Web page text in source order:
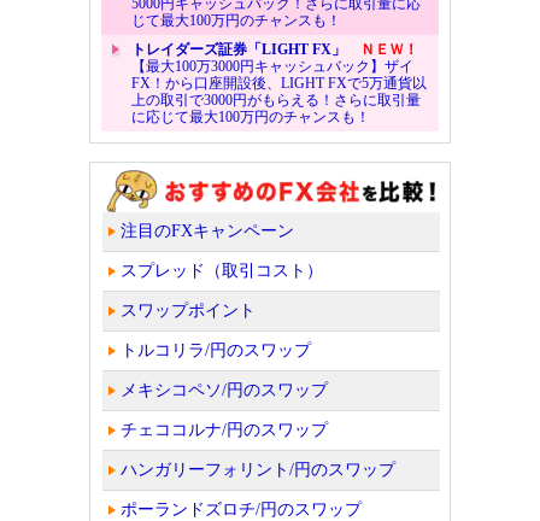
5000円キャッシュバック！さらに取引量に応
じて最大100万円のチャンスも！
トレイダーズ証券「LIGHT FX」
ＮＥＷ！
【最大100万3000円キャッシュバック】ザイ
FX！から口座開設後、LIGHT FXで5万通貨以
上の取引で3000円がもらえる！さらに取引量
に応じて最大100万円のチャンスも！
注目のFXキャンペーン
スプレッド（取引コスト）
スワップポイント
トルコリラ/円のスワップ
メキシコペソ/円のスワップ
チェココルナ/円のスワップ
ハンガリーフォリント/円のスワップ
ポーランドズロチ/円のスワップ